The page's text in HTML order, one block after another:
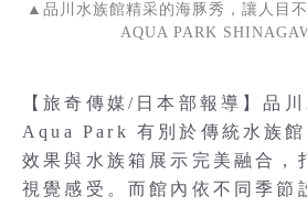
▲品川水族館精采的海豚秀，讓人目
AQUA PARK
【旅奇傳媒/日本部報導】品
Aqua Park 有別於傳統水族
效果與水族箱展示完美融合，
視覺感受。而館內依不同季節